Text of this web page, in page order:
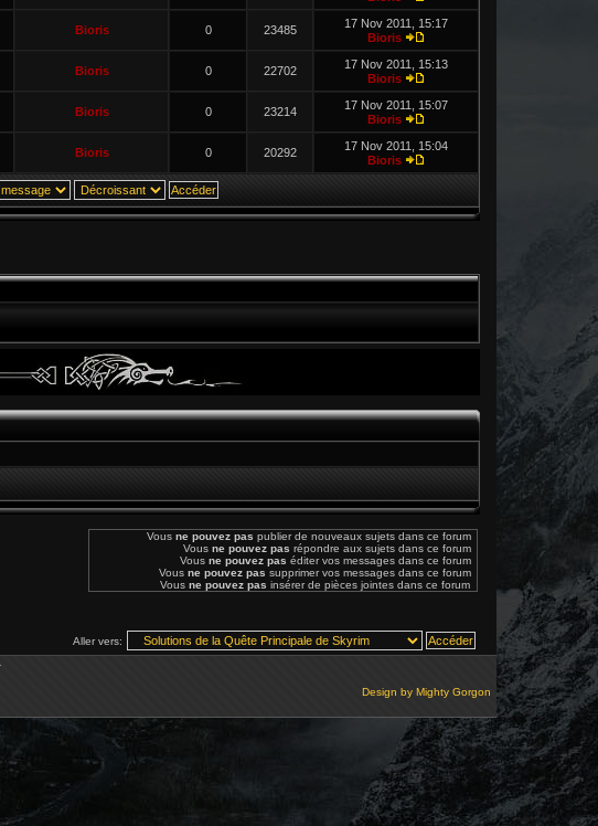
Bioris 0 23485
17 Nov 2011, 15:17
Bioris
Bioris 0 22702
17 Nov 2011, 15:13
Bioris
Bioris 0 23214
17 Nov 2011, 15:07
Bioris
Bioris 0 20292
17 Nov 2011, 15:04
Bioris
Vous ne pouvez pas publier de nouveaux sujets dans ce forum
Vous ne pouvez pas répondre aux sujets dans ce forum
Vous ne pouvez pas éditer vos messages dans ce forum
Vous ne pouvez pas supprimer vos messages dans ce forum
Vous ne pouvez pas insérer de pièces jointes dans ce forum
Aller vers:
Design by Mighty Gorgon